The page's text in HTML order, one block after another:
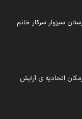
سبزوار سرکار خانم
اتحادیه ی آرایش